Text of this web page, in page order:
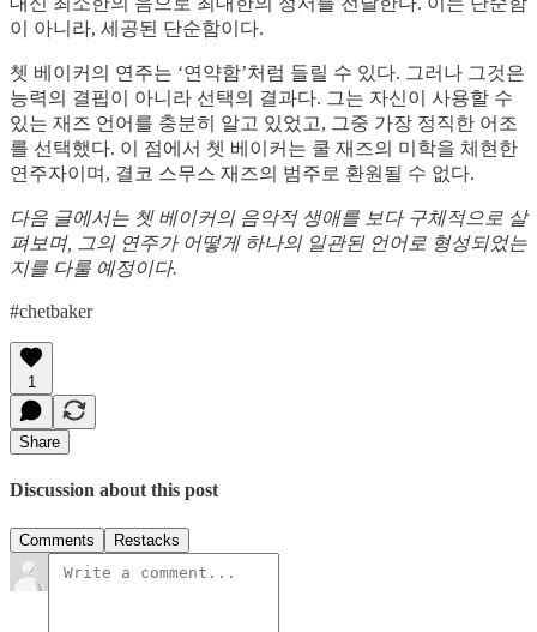
이 아니라, 세공된 단순함이다.
쳇 베이커의 연주는 ‘연약함’처럼 들릴 수 있다. 그러나 그것은
능력의 결핍이 아니라 선택의 결과다. 그는 자신이 사용할 수
있는 재즈 언어를 충분히 알고 있었고, 그중 가장 정직한 어조
를 선택했다. 이 점에서 쳇 베이커는 쿨 재즈의 미학을 체현한
연주자이며, 결코 스무스 재즈의 범주로 환원될 수 없다.
다음 글에서는 쳇 베이커의 음악적 생애를 보다 구체적으로 살
펴보며, 그의 연주가 어떻게 하나의 일관된 언어로 형성되었는
지를 다룰 예정이다.
#chetbaker
1
Share
Discussion about this post
Comments Restacks